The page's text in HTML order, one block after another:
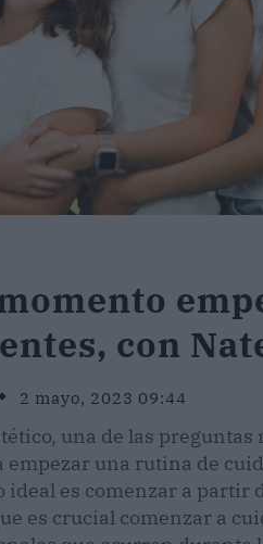
con
2 mayo, 2023 09:44
una de las
empezar una rutina de
ideal es comenzar a partir
es crucial comenzar a